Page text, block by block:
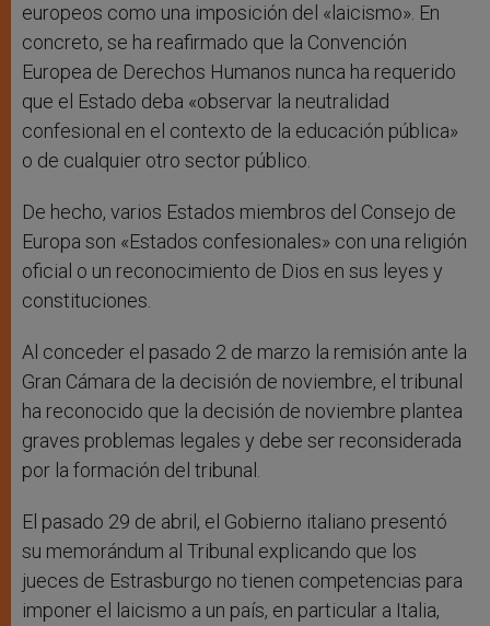
europeos como una imposición del «laicismo». En
concreto, se ha reafirmado que la Convención
Europea de Derechos Humanos nunca ha requerido
que el Estado deba «observar la neutralidad
confesional en el contexto de la educación pública»
o de cualquier otro sector público.
De hecho, varios Estados miembros del Consejo de
Europa son «Estados confesionales» con una religión
oficial o un reconocimiento de Dios en sus leyes y
constituciones.
Al conceder el pasado 2 de marzo la remisión ante la
Gran Cámara de la decisión de noviembre, el tribunal
ha reconocido que la decisión de noviembre plantea
graves problemas legales y debe ser reconsiderada
por la formación del tribunal.
El pasado 29 de abril, el Gobierno italiano presentó
su memorándum al Tribunal explicando que los
jueces de Estrasburgo no tienen competencias para
imponer el laicismo a un país, en particular a Italia,